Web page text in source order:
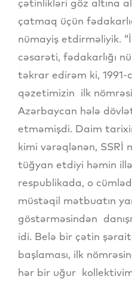
çətinlikləri göz altına
çatmaq üçün
nümayiş etdirməliyik.
cəsarəti, fədakarlığı
təkrar edirəm ki,
qəzetimizin ilk
Azərbaycan hələ
etməmişdi. Daim
kimi vərəqlənən, SSRİ
tüğyan etdiyi həmin
respublikada, o
müstəqil mətbuatın
göstərməsindən
idi. Belə bir çətin
başlaması, ilk
hər bir uğur